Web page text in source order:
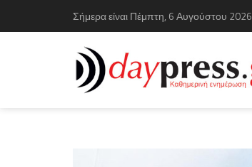
Σήμερα είναι Πέμπτη, 6 Αυγούστου 2026